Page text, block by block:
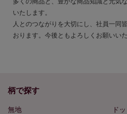
いたします。
人とのつながりを大切にし、社員一同
おります。今後ともよろしくお願いいた
柄で探す
無地
ド